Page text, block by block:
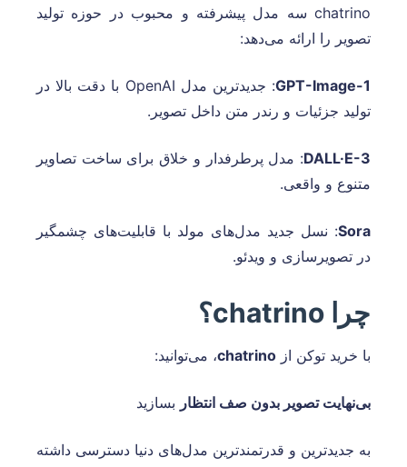
chatrino سه مدل پیشرفته و محبوب در حوزه تولید
تصویر را ارائه می‌دهد:
GPT-Image-1
: جدیدترین مدل OpenAI با دقت بالا در
تولید جزئیات و رندر متن داخل تصویر.
DALL·E-3: مدل پرطرفدار و خلاق برای ساخت تصاویر
متنوع و واقعی.
Sora: نسل جدید مدل‌های مولد با قابلیت‌های چشمگیر
در تصویرسازی و ویدئو.
چرا chatrino؟
با خرید توکن از chatrino، می‌توانید:
بی‌نهایت تصویر بدون صف انتظار بسازید
به جدیدترین و قدرتمندترین مدل‌های دنیا دسترسی داشته